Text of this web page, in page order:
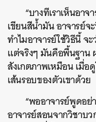
“บางทีเราเห็นอา
เขียนสีน้ำมัน อาจารย์จ
ทำไมอาจารย์ใช้วิธีนี้ จ
แต่จริงๆ มันคือพื้นฐาน
สังเกตภาพเหมือน เมื่อ
เส้นรอบของตัวเขาด้วย
“พออาจารย์พูดอย่า
อาจารย์สอนจากวิชาบ